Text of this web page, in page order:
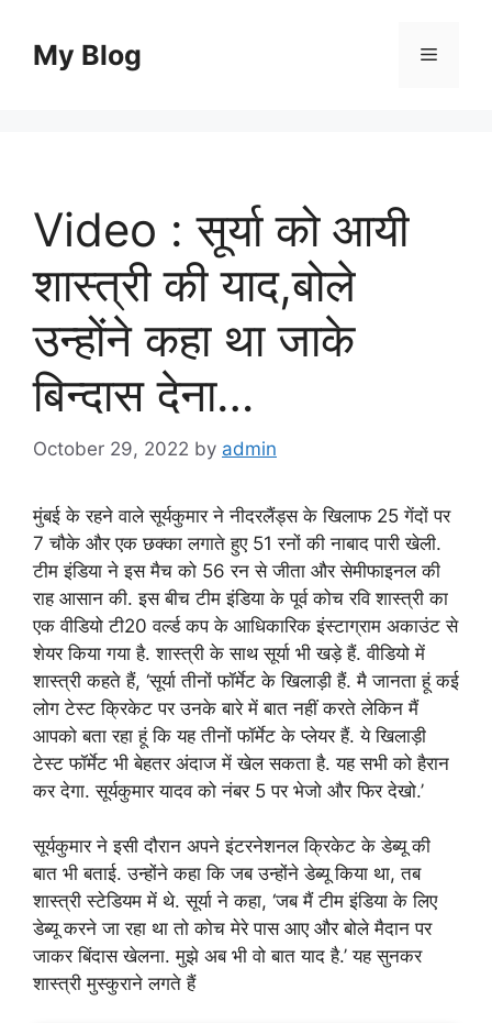
contentMy Blog Menu
Video : सूर्या को आयी
शास्त्री की याद,बोले
उन्होंने कहा था जाके
बिन्दास देना…
October 29, 2022 by admin
मुंबई के रहने वाले सूर्यकुमार ने नीदरलैंड्स के खिलाफ 25 गेंदों पर
7 चौके और एक छक्का लगाते हुए 51 रनों की नाबाद पारी खेली.
टीम इंडिया ने इस मैच को 56 रन से जीता और सेमीफाइनल की
राह आसान की. इस बीच टीम इंडिया के पूर्व कोच रवि शास्त्री का
एक वीडियो टी20 वर्ल्ड कप के आधिकारिक इंस्टाग्राम अकाउंट से
शेयर किया गया है. शास्त्री के साथ सूर्या भी खड़े हैं. वीडियो में
शास्त्री कहते हैं, ‘सूर्या तीनों फॉर्मेट के खिलाड़ी हैं. मै जानता हूं कई
लोग टेस्ट क्रिकेट पर उनके बारे में बात नहीं करते लेकिन मैं
आपको बता रहा हूं कि यह तीनों फॉर्मेट के प्लेयर हैं. ये खिलाड़ी
टेस्ट फॉर्मेट भी बेहतर अंदाज में खेल सकता है. यह सभी को हैरान
कर देगा. सूर्यकुमार यादव को नंबर 5 पर भेजो और फिर देखो.’
सूर्यकुमार ने इसी दौरान अपने इंटरनेशनल क्रिकेट के डेब्यू की
बात भी बताई. उन्होंने कहा कि जब उन्होंने डेब्यू किया था, तब
शास्त्री स्टेडियम में थे. सूर्या ने कहा, ‘जब मैं टीम इंडिया के लिए
डेब्यू करने जा रहा था तो कोच मेरे पास आए और बोले मैदान पर
जाकर बिंदास खेलना. मुझे अब भी वो बात याद है.’ यह सुनकर
शास्त्री मुस्कुराने लगते हैं